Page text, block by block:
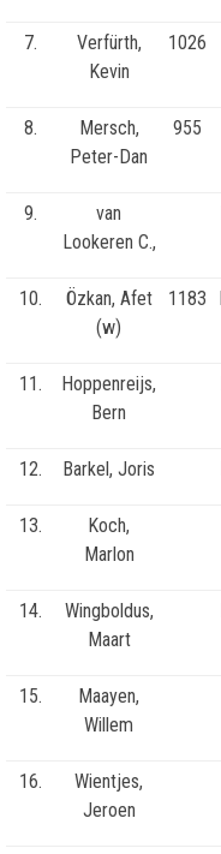
7.
Verfürth,
Kevin
1026
8.
Mersch,
Peter-Dan
955
9.
van
Lookeren C.,
10.
Özkan, Afet
(w)
1183
11.
Hoppenreijs,
Bern
12. Barkel, Joris
13.
Koch,
Marlon
14.
Wingboldus,
Maart
15.
Maayen,
Willem
16.
Wientjes,
Jeroen